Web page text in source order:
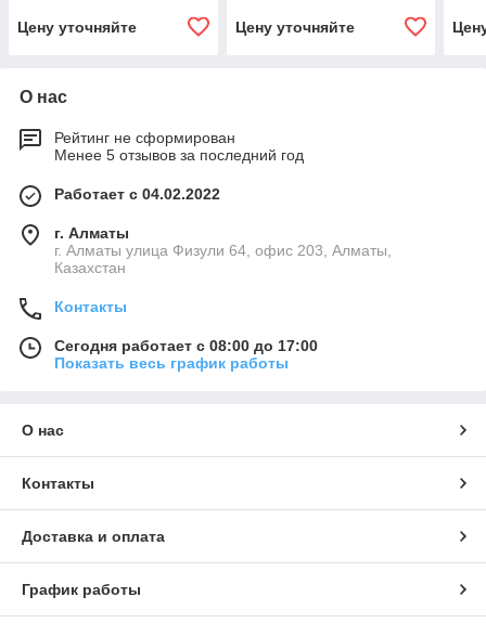
Цену уточняйте Цену уточняйте
О нас
Рейтинг не сформирован
Менее 5 отзывов за последний год
Работает с 04.02.2022
г. Алматы
г. Алматы улица Физули 64, офис 203, Алматы,
Казахстан
Контакты
Сегодня работает с 08:00 до 17:00
Показать весь график работы
О нас
Контакты
Доставка и оплата
График работы